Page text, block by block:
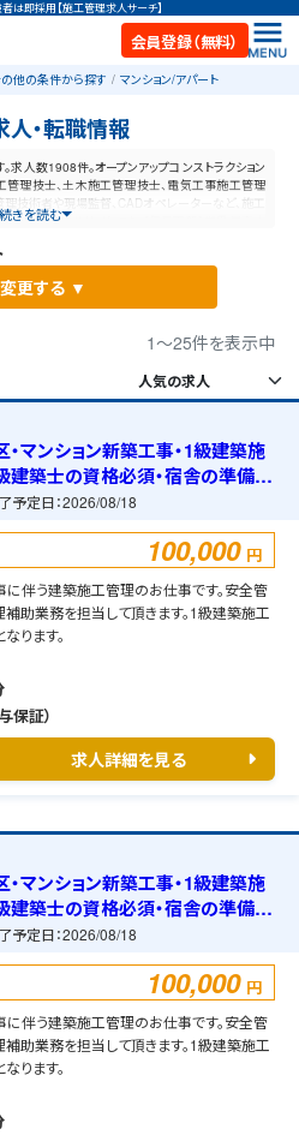
は即採用【施工管理求人サーチ】
会員登録（無料）
他の条件から探す マンション/アパート
人・転職情報
求人数1908件。オープンアップコンストラクション
理技士、土木施工管理技士、電気工事施工管理
技術者や現場監督、CADオペレーターなど、施工
人ポータルサイトです。【毎日更新】業界最高水
きを読む
更する ▼
1〜25件を表示中
マンション新築工事・1級建築施
建築士の資格必須・宿舎の準備可
予定日：2026/08/18
100,000 円
伴う建築施工管理のお仕事です。安全管
助業務を担当して頂きます。1級建築施工
ります。
保証）
求人詳細を見る
マンション新築工事・1級建築施
建築士の資格必須・宿舎の準備可
予定日：2026/08/18
100,000 円
伴う建築施工管理のお仕事です。安全管
助業務を担当して頂きます。1級建築施工
ります。